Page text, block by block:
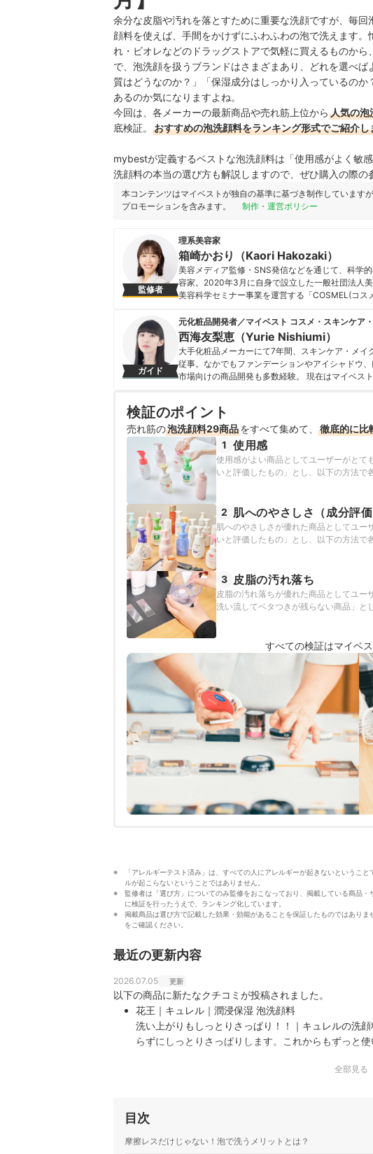
余分な皮脂や汚れを落とすために重要な洗顔ですが、毎
顔料を使えば、手間をかけずにふわふわの泡で洗えます
れ・ビオレなどのドラッグストアで気軽に買えるものから
で、泡洗顔を扱うブランドはさまざま あり、どれを選べば
質はどうなのか？ 」「保湿成分はしっかり入っているのか
あるのか気になりますよね。
今回は、各メーカーの最新商品や売れ筋上位から 人気の泡
底検証。
おすすめの泡洗顔料をランキング形式でご紹介し
mybestが定義するベストな泡洗顔料は「使用感がよく敏
洗顔料の本当の選び方も解説しますので、ぜひ購入の際の
本コンテンツはマイベストが独自の基準に基づき制作していますが
プロモーションを含みます。
制作・運営ポリシー
監修者
理系美容家
箱崎かおり（Kaori Hakozaki）
美容メディア監修・SNS発信などを通じて、科学
容家。2020年3月に自身で設立した一般社団法人
美容科学セミナー事業を運営する「COSMEL(コ
「『世界はデータでできている』（TV東京）」な
箱崎かおり（Kaori Hakozaki）のプロフィール
ガイド
元化粧品開発者／マイベスト コスメ・スキンケア
西海友梨恵（Yurie Nishiumi）
大手化粧品メーカーにて7年間、スキンケア・メ
従事。なかでもファンデーションやアイシャドウ
市場向けの商品開発も多数経験。 現在はマイベス
西海友梨恵（Yurie Nishiumi）のプロフィール
検証のポイント
売れ筋の泡洗顔料29商品をすべて集めて、 徹底的に比
1 使用感
使用感がよい商品としてユーザーがとて
いと評価したもの」とし、以下の方法で
2 肌へのやさしさ（成分評価
肌へのやさしさが優れた商品としてユー
いと評価したもの」とし、以下の方法で
3 皮脂の汚れ落ち
皮脂の汚れ落ちが優れた商品としてユー
洗い流してベタつきが残らない商品」と
すべての検証はマイベ
「アレルギーテスト済み」は、すべての人にアレルギーが起きないというこ
ルが起こらないということではありません。
監修者は「選び方」についてのみ監修をおこなっており、掲載している商品
に検証を行ったうえで、ランキング化しています。
掲載商品は選び方で記載した効果・効能があることを保証したものではあり
をご確認ください。
最近の更新内容
2026.07.05 更新
以下の商品に新たなクチコミが投稿されました。
花王｜キュレル｜潤浸保湿 泡洗顔料
洗い上がりもしっとりさっぱり！！｜キュレルの洗
らずにしっとりさっぱりします。これからもずっと使
全部見る
目次
摩擦レスだけじゃない！泡で洗うメリットとは？